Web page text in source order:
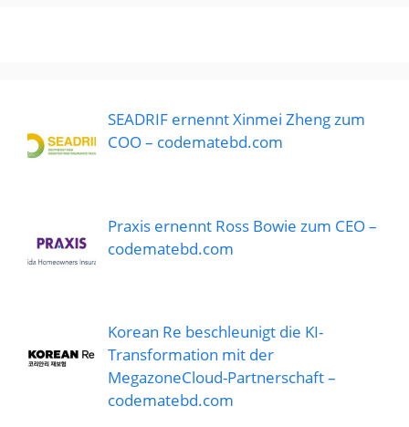
SEADRIF ernennt Xinmei Zheng zum
COO – codematebd.com
Praxis ernennt Ross Bowie zum CEO –
codematebd.com
Korean Re beschleunigt die KI-
Transformation mit der
MegazoneCloud-Partnerschaft –
codematebd.com